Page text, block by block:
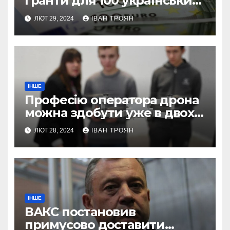
підприємств
ЛЮТ 29, 2024 ІВАН ТРОЯН
ІНШЕ
Професію оператора дрона
можна здобути уже в двох
профтехах Львівщини
ЛЮТ 28, 2024 ІВАН ТРОЯН
ІНШЕ
ВАКС постановив
примусово доставити